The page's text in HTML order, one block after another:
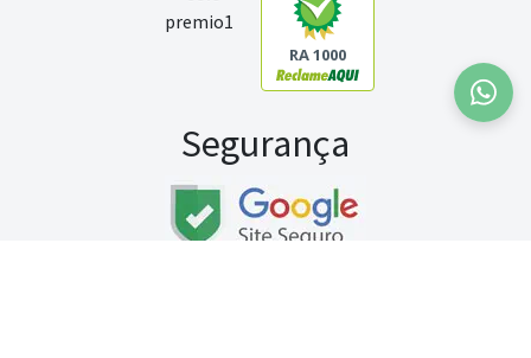
RA 1000
Segurança